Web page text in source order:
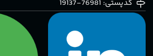
کدپستی: 76981-19137